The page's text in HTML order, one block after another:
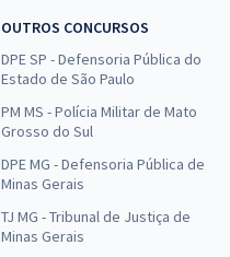
OUTROS CONCURSOS
DPE SP - Defensoria Pública do
Estado de São Paulo
PM MS - Polícia Militar de Mato
Grosso do Sul
DPE MG - Defensoria Pública de
Minas Gerais
TJ MG - Tribunal de Justiça de
Minas Gerais